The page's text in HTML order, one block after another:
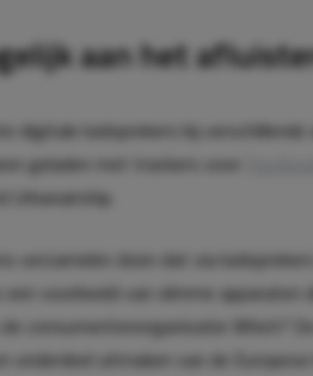
aan het
digitale luidsprekers bij verschillende
geladen met trackers voor
verzamelen doen dat via
voorbeeld van slimme apparaten
consumentenorganisatie Which?
onderdeel uitmaken van de